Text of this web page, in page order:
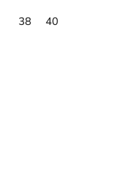
38 40